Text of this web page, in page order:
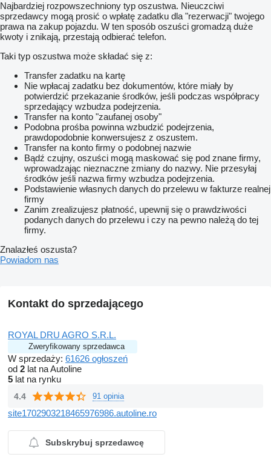
Najbardziej rozpowszechniony typ oszustwa. Nieuczciwi
sprzedawcy mogą prosić o wpłatę zadatku dla "rezerwacji" twojego
prawa na zakup pojazdu. W ten sposób oszuści gromadzą duże
kwoty i znikają, przestają odbierać telefon.
Taki typ oszustwa może składać się z:
Transfer zadatku na kartę
Nie wpłacaj zadatku bez dokumentów, które miały by
potwierdzić przekazanie środków, jeśli podczas współpracy
sprzedający wzbudza podejrzenia.
Transfer na konto "zaufanej osoby"
Podobna prośba powinna wzbudzić podejrzenia,
prawdopodobnie konwersujesz z oszustem.
Transfer na konto firmy o podobnej nazwie
Bądź czujny, oszuści mogą maskować się pod znane firmy,
wprowadzając nieznaczne zmiany do nazwy. Nie przesyłaj
środków jeśli nazwa firmy wzbudza podejrzenia.
Podstawienie własnych danych do przelewu w fakturze realnej
firmy
Zanim zrealizujesz płatność, upewnij się o prawdziwości
podanych danych do przelewu i czy na pewno należą do tej
firmy.
Znalazłeś oszusta?
Powiadom nas
Kontakt do sprzedającego
ROYAL DRU AGRO S.R.L.
Zweryfikowany sprzedawca
W sprzedaży: 61626 ogłoszeń
od 2 lat na Autoline
5 lat na rynku
4.4 91 opinia
site1702903218465976986.autoline.ro
Subskrybuj sprzedawcę